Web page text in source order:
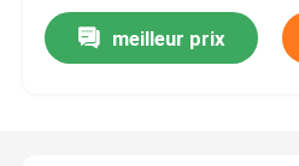
Au sujet de nous
meilleur prix